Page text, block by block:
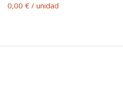
0,00 € / unidad